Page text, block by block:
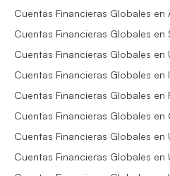
Cuentas Financieras Globales en
Cuentas Financieras Globales en
Cuentas Financieras Globales en
Cuentas Financieras Globales en
Cuentas Financieras Globales en
Cuentas Financieras Globales en
Cuentas Financieras Globales en
Cuentas Financieras Globales en